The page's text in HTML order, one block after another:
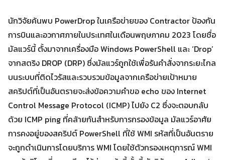
นักวิจัยค้นพบ PowerDrop ในเครือข่ายของ Contractor ป้องกัน
การบินและอวกาศภายในประเทศในเดือนพฤษภาคม 2023 โดยชื่อ
มัลแวร์นี้ ตั้งมาจากเครื่องมือ Windows PowerShell และ ‘Drop’
จากสตริง DROP (DRP) ซึ่งมัลแวร์ถูกใช้เพื่อรันคำสั่งจากระยะไกล
บนระบบที่ติดไวรัสและรวบรวมข้อมูลจากเครือข่ายเป้าหมาย
สคริปต์ที่เป็นอันตรายจะส่งข้อความคำขอ echo ของ Internet
Control Message Protocol (ICMP) ไปยัง C2 ซึ่งจะตอบกลับ
ด้วย ICMP ping ที่คล้ายกันสำหรับการกรองข้อมูล มัลแวร์อาศัย
การคงอยู่ของสคริปต์ PowerShell ที่ใช้ WMI รหัสที่เป็นอันตราย
จะถูกดำเนินการโดยบริการ WMI โดยใช้ตัวกรองเหตุการณ์ WMI